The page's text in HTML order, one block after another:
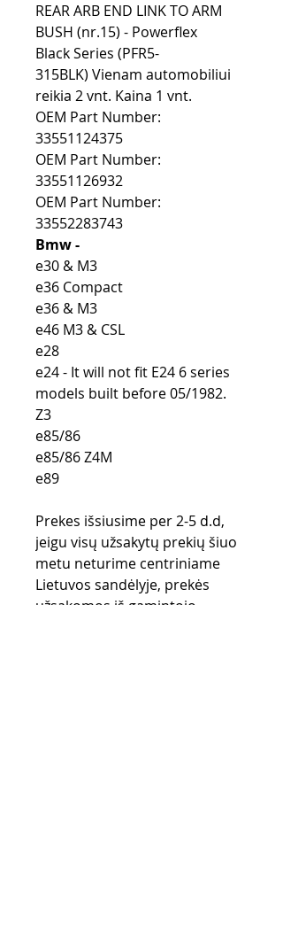
REAR ARB END LINK TO ARM
BUSH (nr.15) - Powerflex
Black Series (PFR5-
315BLK) Vienam automobiliui
reikia 2 vnt. Kaina 1 vnt.
OEM Part Number:
33551124375
OEM Part Number:
33551126932
OEM Part Number:
33552283743
Bmw -
e30 & M3
e36 Compact
e36 & M3
e46 M3 & CSL
e28
e24 - It will not fit E24 6 series
models built before 05/1982.
Z3
e85/86
e85/86 Z4M
e89
Prekes išsiusime per 2-5 d.d,
jeigu visų užsakytų prekių šiuo
metu neturime centriniame
Lietuvos sandėlyje, prekės
užsakomos iš gamintojo